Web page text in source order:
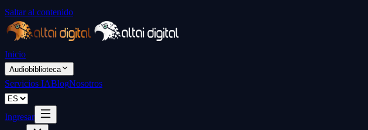
Saltar al contenido
Inicio
Audiobiblioteca
Servicios IABlogNosotros
Ingresar